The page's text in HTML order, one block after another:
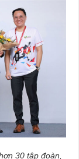
30 tập đoàn,